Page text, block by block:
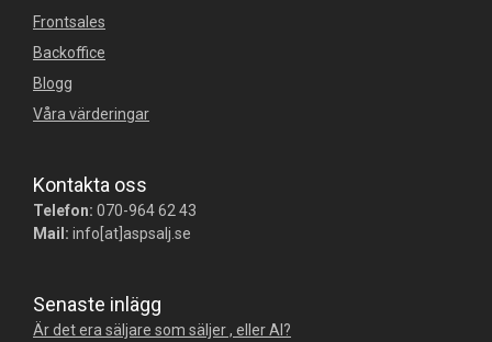
Frontsales
Backoffice
Blogg
Våra värderingar
Kontakta oss
Telefon: 070-964 62 43
Mail: info[at]aspsalj.se
Senaste inlägg
Är det era säljare som säljer , eller AI?